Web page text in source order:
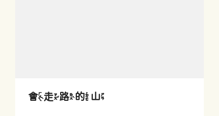
會走路的山